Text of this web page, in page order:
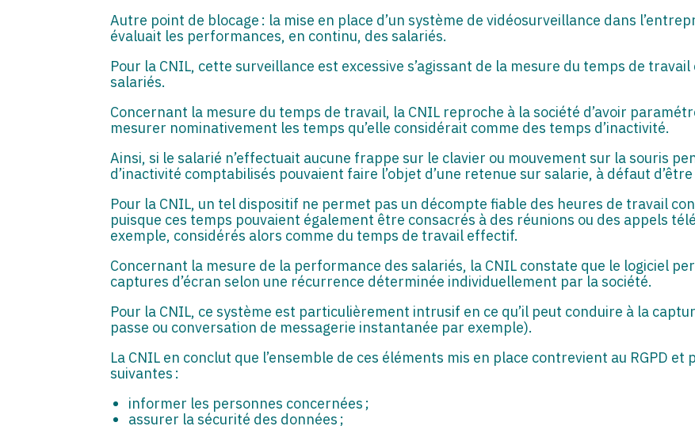
Autre point de blocage : la mise en place d’un système de vidéosurveillance dans
évaluait les performances, en continu, des salariés.
Pour la CNIL, cette surveillance est excessive s’agissant de la mesure du temps de
salariés.
Concernant la mesure du temps de travail, la CNIL reproche à la société d’avoir
mesurer nominativement les temps qu’elle considérait comme des temps d’inactivité.
Ainsi, si le salarié n’effectuait aucune frappe sur le clavier ou mouvement sur la souris
d’inactivité comptabilisés pouvaient faire l’objet d’une retenue sur salarie, à défaut
Pour la CNIL, un tel dispositif ne permet pas un décompte fiable des heures de travail
puisque ces temps pouvaient également être consacrés à des réunions ou des appels
exemple, considérés alors comme du temps de travail effectif.
Concernant la mesure de la performance des salariés, la CNIL constate que le logiciel
captures d’écran selon une récurrence déterminée individuellement par la société.
Pour la CNIL, ce système est particulièrement intrusif en ce qu’il peut conduire à la
passe ou conversation de messagerie instantanée par exemple).
La CNIL en conclut que l’ensemble de ces éléments mis en place contrevient au RGPD
suivantes :
informer les personnes concernées ;
assurer la sécurité des données ;